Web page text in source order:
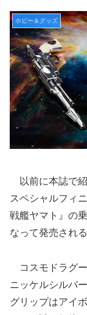
ホビー＆グッズ
以前に本誌で
スペシャルフィ
戦艦ヤマト』の
なって発売される
コスモドラグー
ニッケルシルバ
グリップはアイ